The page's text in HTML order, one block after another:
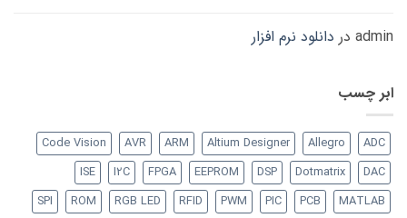
admin در دانلود نرم افزار
ابر چسب
ADC
Allegro
Altium Designer
ARM
AVR
Code Vision
DAC
Dotmatrix
DSP
EEPROM
FPGA
I2C
ISE
MATLAB
PCB
PIC
PWM
RFID
RGB LED
ROM
SPI